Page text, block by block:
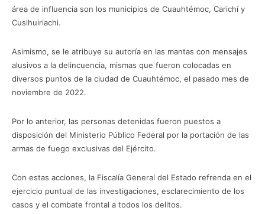
área de influencia son los municipios de Cuauhtémoc, Carichí y
Cusihuiriachi.
Asimismo, se le atribuye su autoría en las mantas con mensajes
alusivos a la delincuencia, mismas que fueron colocadas en
diversos puntos de la ciudad de Cuauhtémoc, el pasado mes de
noviembre de 2022.
Por lo anterior, las personas detenidas fueron puestos a
disposición del Ministerio Público Federal por la portación de las
armas de fuego exclusivas del Ejército.
Con estas acciones, la Fiscalía General del Estado refrenda en el
ejercicio puntual de las investigaciones, esclarecimiento de los
casos y el combate frontal a todos los delitos.